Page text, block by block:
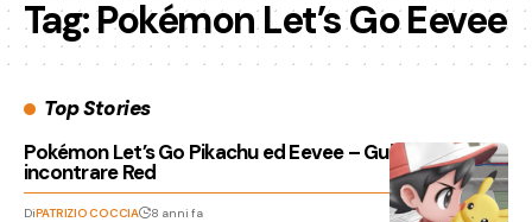
Tag:Pokémon Let’s Go Eevee
Top Stories
Pokémon Let’s Go Pikachu ed Eevee – Guida su come
incontrare Red
DiPATRIZIO COCCIA 8 anni fa